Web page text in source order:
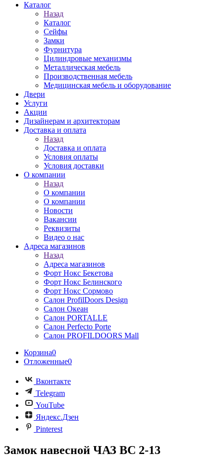
Каталог
Назад
Каталог
Сейфы
Замки
Фурнитура
Цилиндровые механизмы
Металлическая мебель
Производственная мебель
Медицинская мебель и оборудование
Двери
Услуги
Акции
Дизайнерам и архитекторам
Доставка и оплата
Назад
Доставка и оплата
Условия оплаты
Условия доставки
О компании
Назад
О компании
О компании
Новости
Вакансии
Реквизиты
Видео о нас
Адреса магазинов
Назад
Адреса магазинов
Форт Нокс Бекетова
Форт Нокс Белинского
Форт Нокс Сормово
Салон ProfilDoors Design
Салон Океан
Салон PORTALLE
Салон Perfecto Portе
Салон PROFILDOORS Mall
Корзина0
Отложенные0
Вконтакте
Telegram
YouTube
Яндекс.Дзен
Pinterest
Замок навесной ЧАЗ ВС 2-13